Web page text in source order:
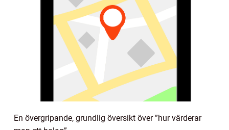
En övergripande, grundlig översikt över ”hur värderar